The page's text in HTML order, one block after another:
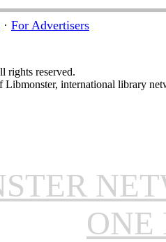
· For Advertisers
rights reserved.
Libmonster, international library
ONE